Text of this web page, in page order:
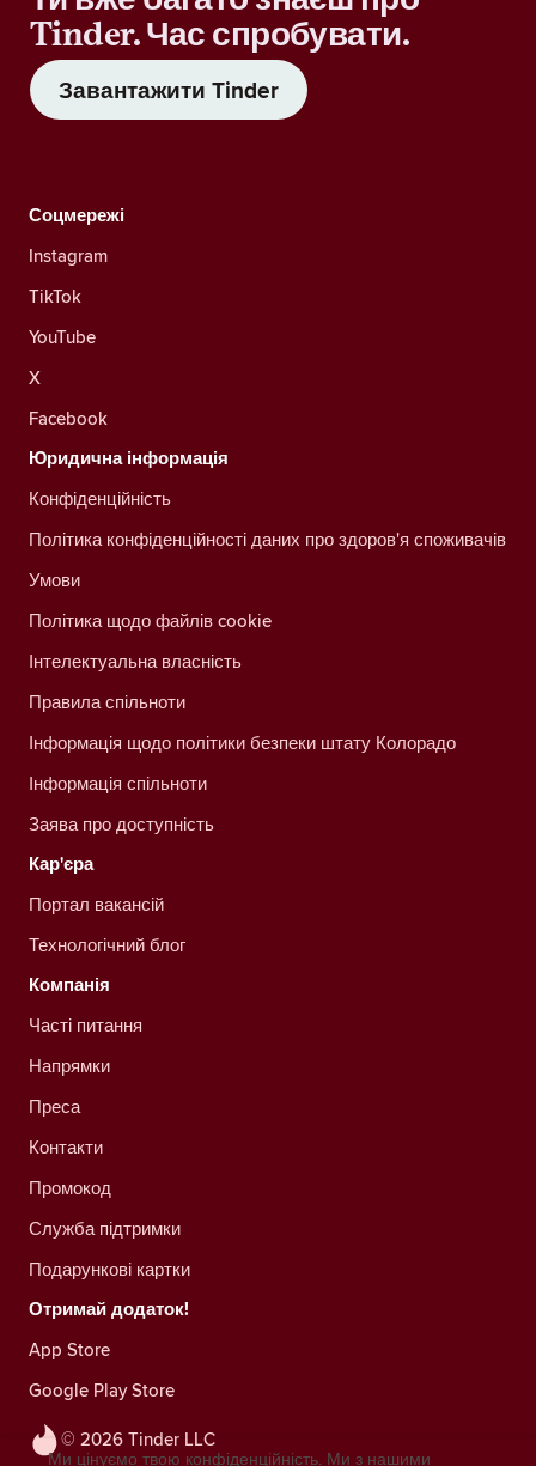
Tinder. Час спробувати.
Завантажити Tinder
© 2026 Tinder LLC
Соцмережі
Instagram
TikTok
YouTube
X
Facebook
Юридична інформація
Конфіденційність
Політика конфіденційності даних про здоров'я споживачів
Умови
Політика щодо файлів cookie
Інтелектуальна власність
Правила спільноти
Інформація щодо політики безпеки штату Колорадо
Інформація спільноти
Заява про доступність
Кар'єра
Портал вакансій
Технологічний блог
Компанія
Часті питання
Напрямки
Преса
Контакти
Промокод
Служба підтримки
Подарункові картки
Отримай додаток!
App Store
Google Play Store
Ми цінуємо твою конфіденційність. Ми з нашими